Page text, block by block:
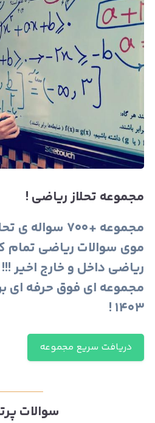
مجموعه تحلاز ریاضی‌ !
مجموعه +۷۰۰
موی سوالات ریاضی تمام
ریاضی داخل و خارج اخیر !!!
مجموعه ای فوق حرفه ای
۱۴۰۳ !
دریافت سریع مجموعه
سوالات